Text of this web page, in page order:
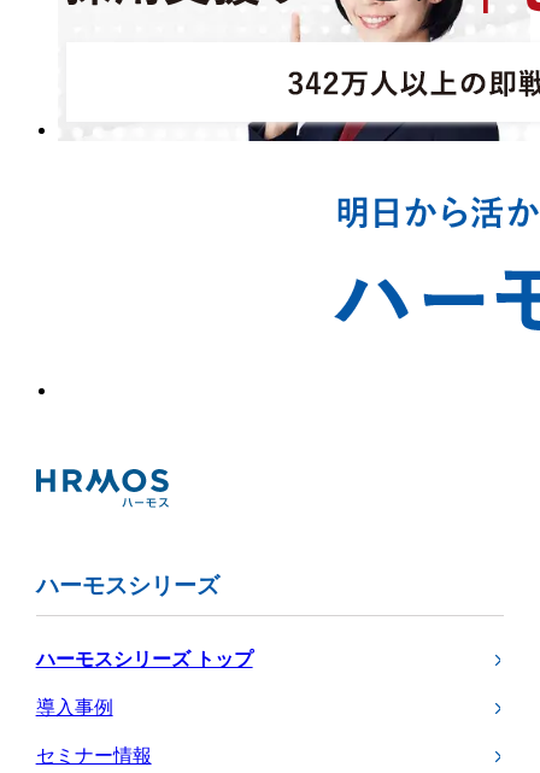
ハーモスシリーズ
ハーモスシリーズ トップ
導入事例
セミナー情報